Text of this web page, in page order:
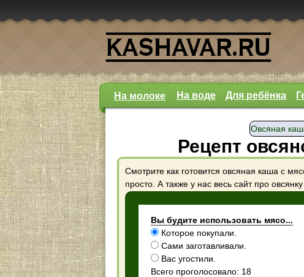
На молоке На воде Для ребёнка
Овсяная
Рецепт
Смотрите как готовится овсяная каша с
просто. А также у нас весь сайт про
Вы будите использовать мясо...
Которое покупали.
Сами заготавливали.
Вас угостили.
Всего проголосовало: 18